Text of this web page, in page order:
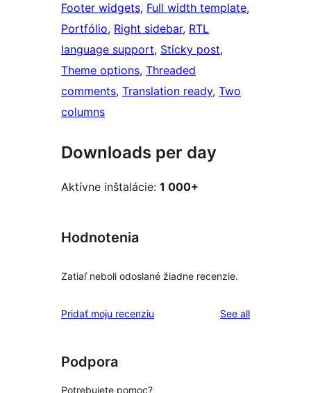
Footer widgets, Full width template
Portfólio, Right sidebar, RTL
language support, Sticky post
Theme options, Threaded
comments, Translation ready, Two
columns
Downloads per day
Aktívne inštalácie: 1 000+
Hodnotenia
Zatiaľ neboli odoslané žiadne recenzie.
Pridať moju recenziu See allreviews
Podpora
Potrebujete pomoc?